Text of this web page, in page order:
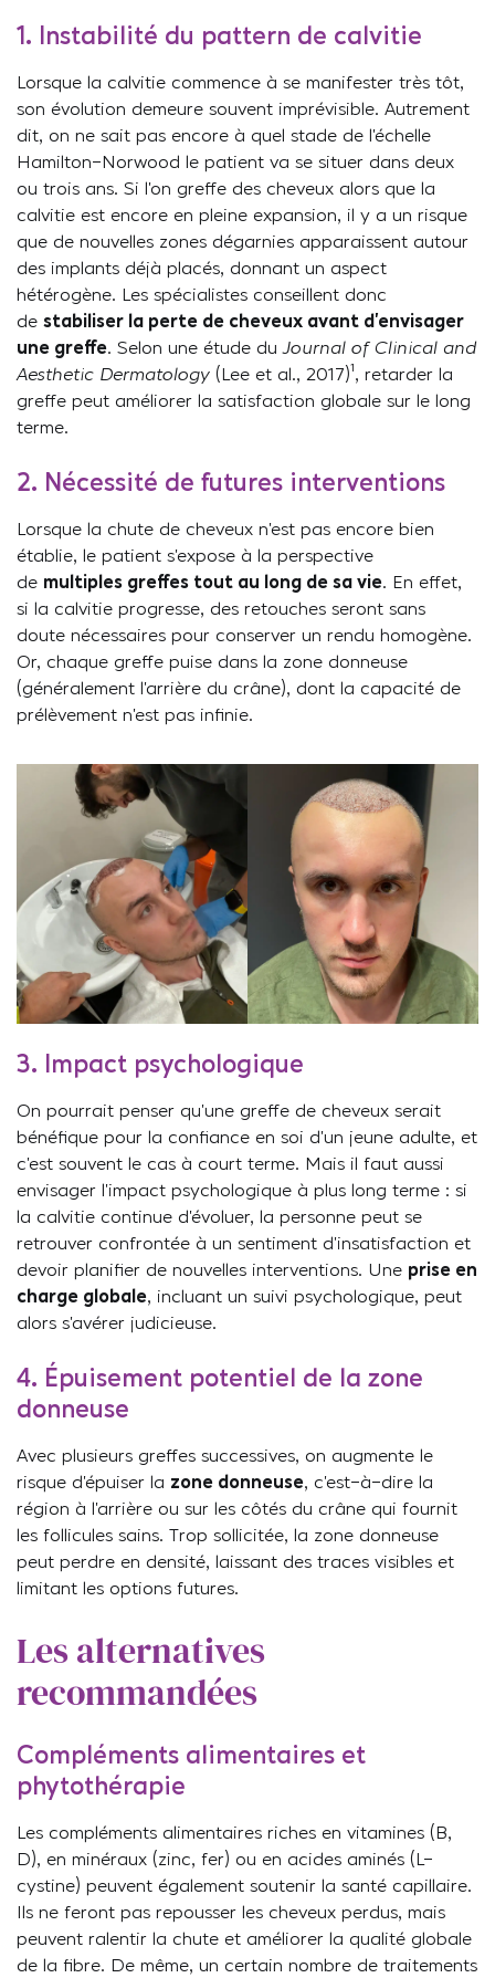
1. Instabilité du pattern de calvitie
Lorsque la calvitie commence à se manifester très tôt,
son évolution demeure souvent imprévisible. Autrement
dit, on ne sait pas encore à quel stade de l’échelle
Hamilton-Norwood le patient va se situer dans deux
ou trois ans. Si l’on greffe des cheveux alors que la
calvitie est encore en pleine expansion, il y a un risque
que de nouvelles zones dégarnies apparaissent autour
des implants déjà placés, donnant un aspect
hétérogène. Les spécialistes conseillent donc
de stabiliser la perte de cheveux avant d’envisager
une greffe. Selon une étude duJournal of Clinical and
Aesthetic Dermatology (Lee et al., 2017)¹, retarder la
greffe peut améliorer la satisfaction globale sur le long
terme.
2. Nécessité de futures interventions
Lorsque la chute de cheveux n’est pas encore bien
établie, le patient s’expose à la perspective
de multiples greffes tout au long de sa vie. En effet,
si la calvitie progresse, des retouches seront sans
doute nécessaires pour conserver un rendu homogène.
Or, chaque greffe puise dans la zone donneuse
(généralement l’arrière du crâne), dont la capacité de
prélèvement n’est pas infinie.
3. Impact psychologique
On pourrait penser qu’une greffe de cheveux serait
bénéfique pour la confiance en soi d’un jeune adulte, et
c’est souvent le cas à court terme. Mais il faut aussi
envisager l’impact psychologique à plus long terme : si
la calvitie continue d’évoluer, la personne peut se
retrouver confrontée à un sentiment d’insatisfaction et
devoir planifier de nouvelles interventions. Une prise en
charge globale, incluant un suivi psychologique, peut
alors s’avérer judicieuse.
4. Épuisement potentiel de la zone
donneuse
Avec plusieurs greffes successives, on augmente le
risque d’épuiser la zone donneuse, c’est-à-dire la
région à l’arrière ou sur les côtés du crâne qui fournit
les follicules sains. Trop sollicitée, la zone donneuse
peut perdre en densité, laissant des traces visibles et
limitant les options futures.
Les alternatives
recommandées
Compléments alimentaires et
phytothérapie
Les compléments alimentaires riches en vitamines (B,
D), en minéraux (zinc, fer) ou en acides aminés (L-
cystine) peuvent également soutenir la santé capillaire.
Ils ne feront pas repousser les cheveux perdus, mais
peuvent ralentir la chute et améliorer la qualité globale
de la fibre. De même, un certain nombre de traitements